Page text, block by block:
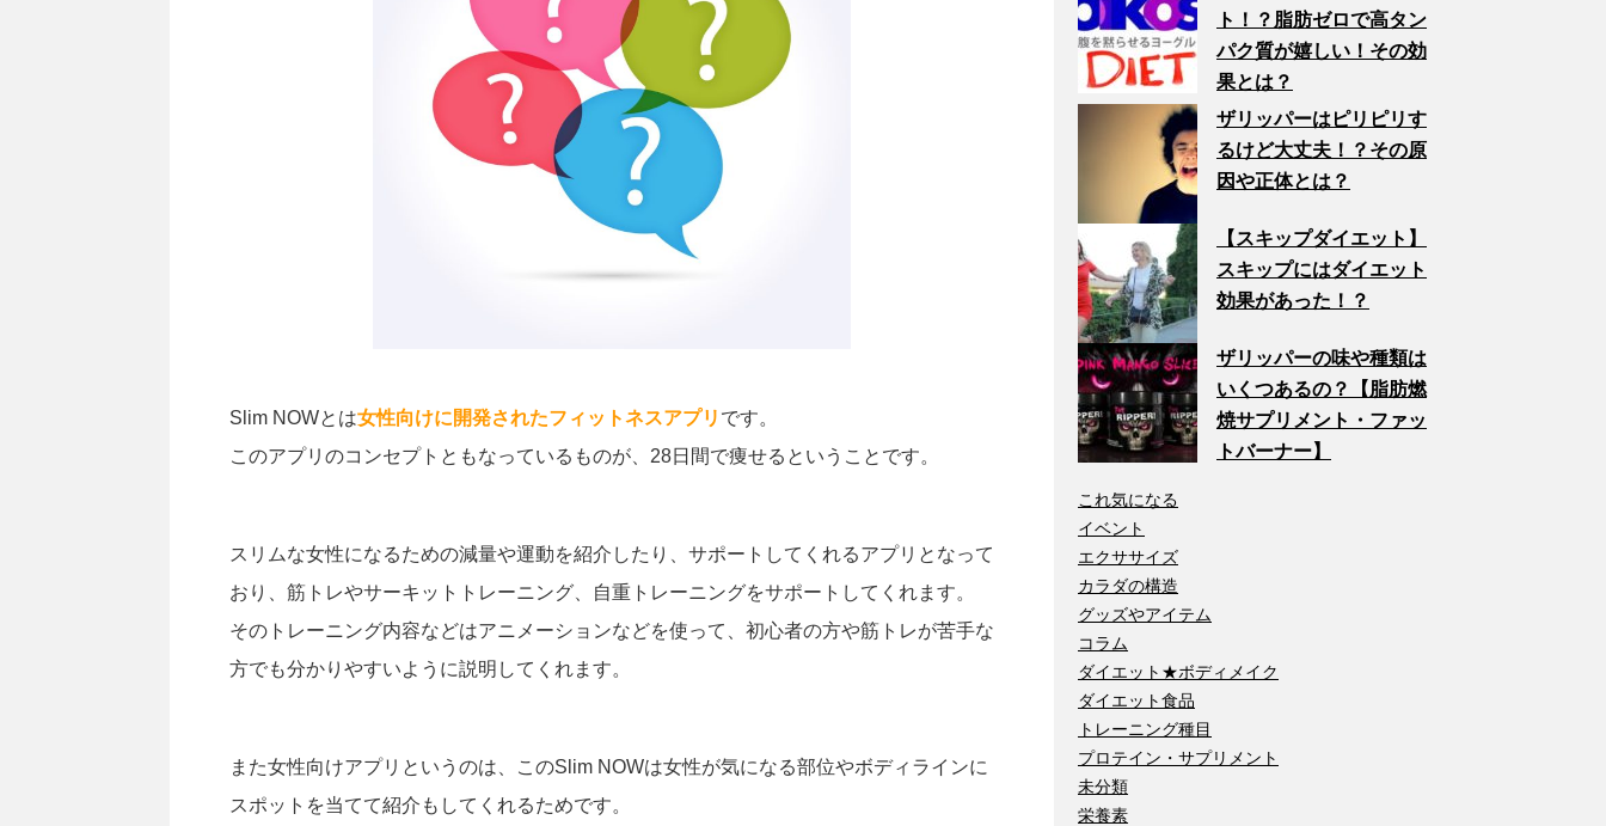
Slim NOWとは女性向けに開発されたフィットネスアプリ です。
このアプリのコンセプトともなっているものが、28日間で痩せるということです。
スリムな女性になるための減量や運動を紹介したり、サポートしてくれるアプリとなって
おり、筋トレやサーキットトレーニング、自重トレーニングをサポートしてくれます。
そのトレーニング内容などはアニメーションなどを使って、初心者の方や筋トレが苦手な
方でも分かりやすいように説明してくれます。
また女性向けアプリというのは、このSlim NOWは女性が気になる部位やボディラインに
スポットを当てて紹介もしてくれるためです。
ト！？脂肪ゼロで高タン
パク質が嬉しい！その効
果とは？
ザリッパーはピリピリす
るけど大丈夫！？その原
因や正体とは？
【スキップダイエット】
スキップにはダイエット
効果があった！？
ザリッパーの味や種類は
いくつあるの？【脂肪燃
焼サプリメント・ファッ
トバーナー】
これ気になる
イベント
エクササイズ
カラダの構造
グッズやアイテム
コラム
ダイエット★ボディメイク
ダイエット食品
トレーニング種目
プロテイン・サプリメント
未分類
栄養素